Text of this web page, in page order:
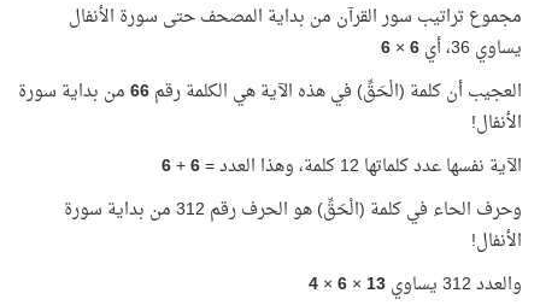
مجموع تراتيب سور القرآن من بداية المصحف حتى سورة الأنفال
يساوي 36، أي
6
×
6
العجيب أن كلمة (الْحَقِّ) في هذه الآية هي الكلمة رقم66من بداية سورة
الأنفال!
الآية نفسها عدد كلماتها 12 كلمة، وهذا العدد =
6
+
6
وحرف الحاء في كلمة (الْحَقِّ) هو الحرف رقم 312 من بداية سورة
الأنفال!
والعدد 312 يساوي
13
×
6
×
4